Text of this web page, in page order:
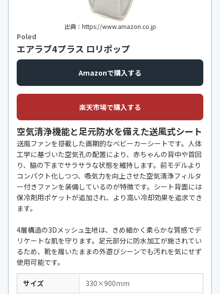
出典：https://www.amazon.co.jp
Poled
エアラブ4プラス ロリポップ
Amazonで購入する
楽天市場で購入する
空気清浄機能と足元防水を備えた送風式シート
送風ファンを搭載した画期的なベビーカーシートです。人体
工学に基づいた空気孔の配置により、赤ちゃんの背中や首回
り、脇の下までサラサラな状態を維持します。前モデルより
コンパクト化しつつ、吸気力を向上させた空気清浄フィルタ
ー付きファンを装備しているのが特徴です。シート背面には
保冷剤用ポケットが追加され、より高い冷却効果を追求でき
ます。
4層構造の3Dメッシュ生地は、きめ細かく柔らかな質感でデ
リケートな肌を守ります。足元部分に防水加工が施されてい
るため、靴を履いたままの外遊びシーンでも汚れを気にせず
使用可能です。
サイズ
330×900mm